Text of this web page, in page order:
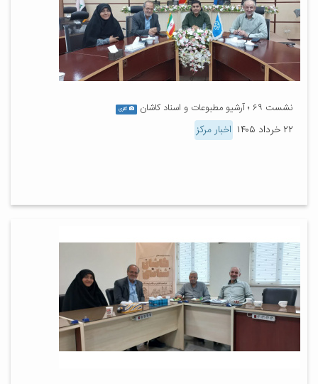
نشست ۶۹ ؛ آرشیو مطبوعات و اسناد کاشان گالری
۲۲ خرداد ۱۴۰۵ اخبار مرکز